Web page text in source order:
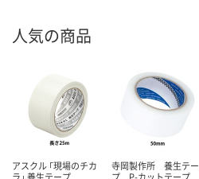
人気の商品
アスクル 「現場のチカ
寺岡製作所 養生テー